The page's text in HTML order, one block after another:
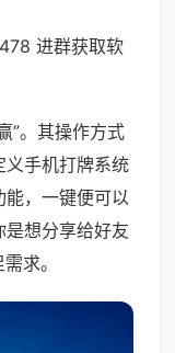
进群获取软
”。其操作方式
义手机打牌系统
，一键便可以
想分享给好友
求。